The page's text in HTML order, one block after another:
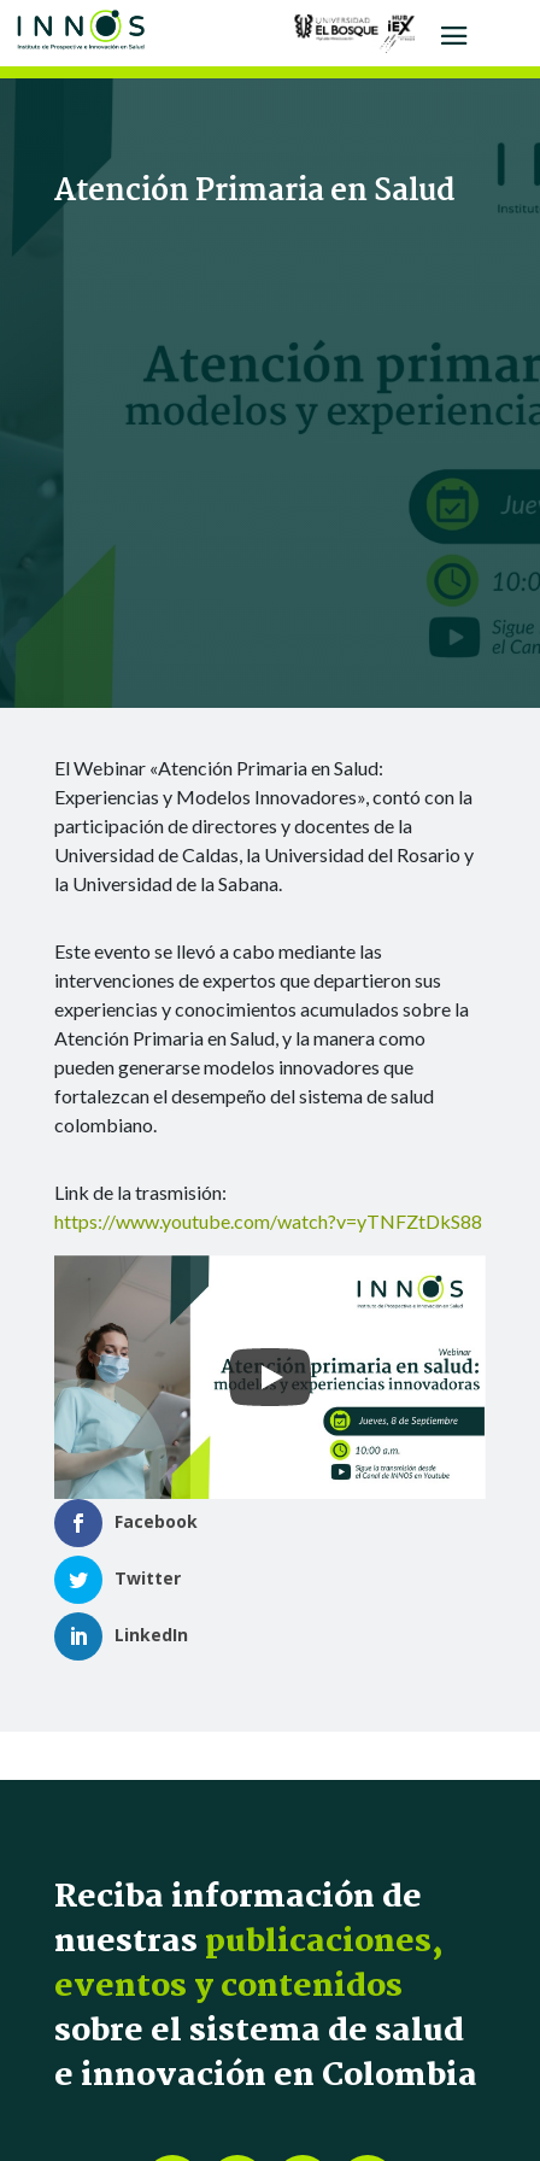
Atención Primaria en Salud
El Webinar «Atención Primaria en Salud:
Experiencias y Modelos Innovadores», contó con la
participación de directores y docentes de la
Universidad de Caldas, la Universidad del Rosario y
la Universidad de la Sabana.
Este evento se llevó a cabo mediante las
intervenciones de expertos que departieron sus
experiencias y conocimientos acumulados sobre la
Atención Primaria en Salud, y la manera como
pueden generarse modelos innovadores que
fortalezcan el desempeño del sistema de salud
colombiano.
Link de la trasmisión:
https://www.youtube.com/watch?v=yTNFZtDkS88
Facebook
Twitter
LinkedIn
Reciba información de
nuestraspublicaciones,
eventos y contenidos
sobre el sistema de salud
e innovación en Colombia